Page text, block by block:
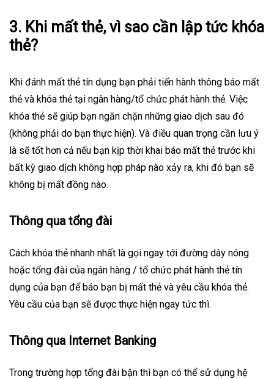
3. Khi mất thẻ, vì sao cần lập tức khóa
thẻ?
Khi đánh mất thẻ tín dụng bạn phải tiến hành thông báo mất
thẻ và khóa thẻ tại ngân hàng/tổ chức phát hành thẻ. Việc
khóa thẻ sẽ giúp bạn ngăn chặn những giao dịch sau đó
(không phải do bạn thực hiện). Và điều quan trọng cần lưu ý
là sẽ tốt hơn cả nếu bạn kịp thời khai báo mất thẻ trước khi
bất kỳ giao dịch không hợp pháp nào xảy ra, khi đó bạn sẽ
không bị mất đồng nào.
Thông qua tổng đài
Cách khóa thẻ nhanh nhất là gọi ngay tới đường dây nóng
hoặc tổng đài của ngân hàng / tổ chức phát hành thẻ tín
dụng của bạn để báo bạn bị mất thẻ và yêu cầu khóa thẻ.
Yêu cầu của bạn sẽ được thực hiện ngay tức thì.
Thông qua Internet Banking
Trong trường hợp tổng đài bận thì bạn có thể sử dụng hệ